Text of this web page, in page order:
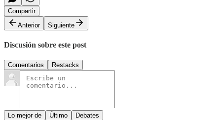
Compartir
Anterior
Siguiente
Discusión sobre este post
Comentarios Restacks
Lo mejor de Último Debates